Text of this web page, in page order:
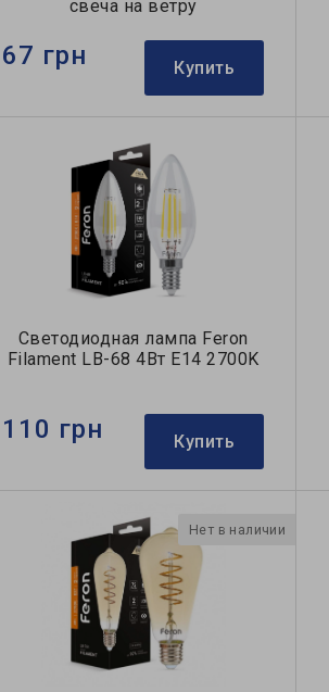
свеча на ветру
67 грн Купить
Светодиодная лампа Feron
Filament LB-68 4Вт E14 2700K
110 грн Купить
Нет в наличии